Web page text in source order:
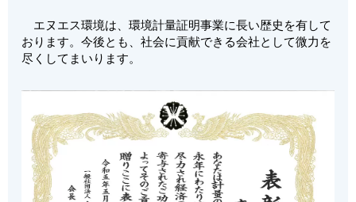
エヌエス環境は、環境計量証明事業に長い歴史を有して
おります。今後とも、社会に貢献できる会社として微力を
尽くしてまいります。